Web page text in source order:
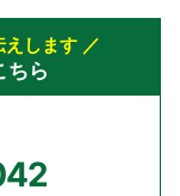
します ／
ちら